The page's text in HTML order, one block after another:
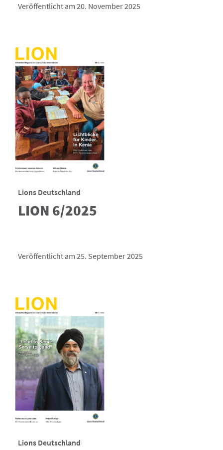
Veröffentlicht am 20. November 2025
Lions Deutschland
LION 6/2025
Veröffentlicht am 25. September 2025
Lions Deutschland